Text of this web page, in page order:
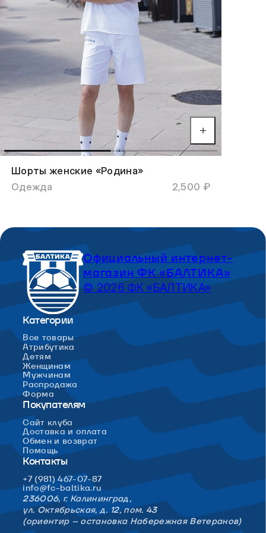
Шорты женские «Родина»
Одежда
2,500 ₽
Официальный интернет-
магазин ФК «БАЛТИКА»
© 2026 ФК «БАЛТИКА»
Категории
Все товары
Атрибутика
Детям
Женщинам
Мужчинам
Распродажа
Форма
Покупателям
Сайт клуба
Доставка и оплата
Обмен и возврат
Помощь
Контакты
+7 (981) 467-07-87
info@fc-baltika.ru
236006, г. Калининград,
ул. Октябрьская, д. 12, пом. 43
(ориентир – остановка Набережная Ветеранов)